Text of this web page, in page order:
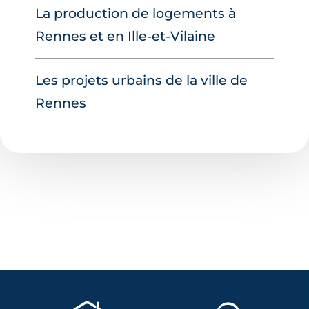
La production de logements à
Rennes et en Ille-et-Vilaine
Les projets urbains de la ville de
Rennes